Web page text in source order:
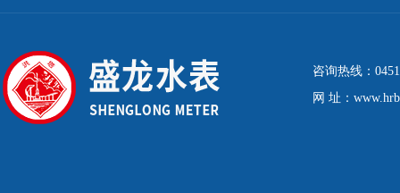
咨询热线：
网 址：